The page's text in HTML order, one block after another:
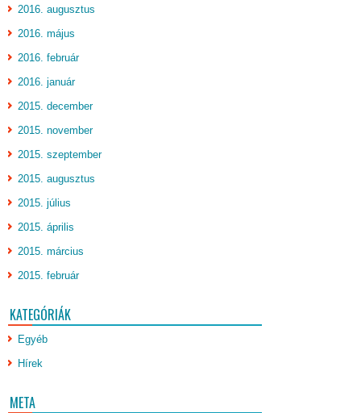
2016. augusztus
2016. május
2016. február
2016. január
2015. december
2015. november
2015. szeptember
2015. augusztus
2015. július
2015. április
2015. március
2015. február
KATEGÓRIÁK
Egyéb
Hírek
META